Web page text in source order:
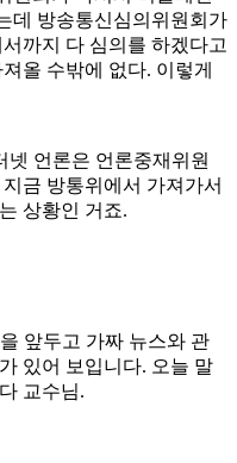
데 방송통신심의위원회가
까지 다 심의를 하겠다고
올 수밖에 없다. 이렇게
넷 언론은 언론중재위원
금 방통위에서 가져가서
상황인 거죠.
앞두고 가짜 뉴스와 관
있어 보입니다. 오늘 말
교수님.